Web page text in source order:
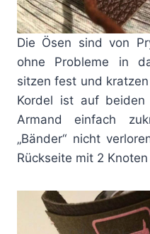
Die Ösen sind von
ohne Probleme in
sitzen fest und
Kordel ist auf
Armand einfach
„Bänder“ nicht
Rückseite mit 2